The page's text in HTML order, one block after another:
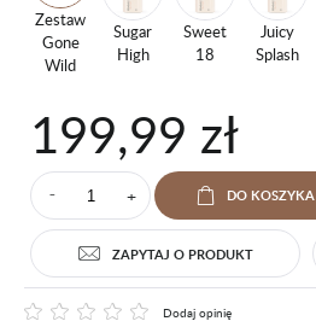
Zestaw
Gone
Wild
Sugar
High
Sweet
18
Juicy
Splash
199,99 zł
⁻ + DO KOSZYKA
ZAPYTAJ O PRODUKT
Dodaj opinię